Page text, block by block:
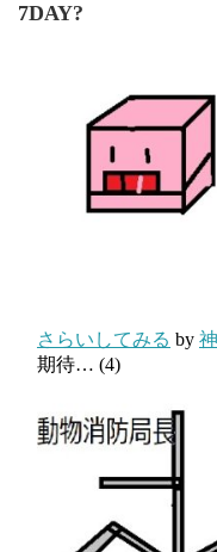
7DAY?
さらいしてみる by
期待… (4)